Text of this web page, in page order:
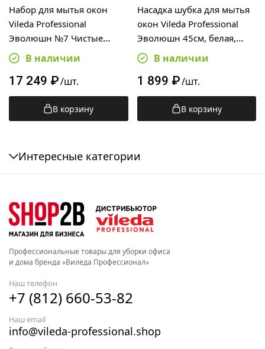
Набор для мытья окон
Vileda Professional
Эволюшн №7 Чистые
окна, 166390
В наличии
17 249 ₽/шт.
В корзину
Насадка шубка для мытья
окон Vileda Professional
Эволюшн 45см, белая,
500208В наличии
1 899 ₽/шт.
В корзину
Интересные категории
Профессиональные товары для уборки офиса
и дома бренда «Виледа Профессионал»
Наш телефон
+7 (812) 660-53-82
Наш email
info@vileda-professional.shop